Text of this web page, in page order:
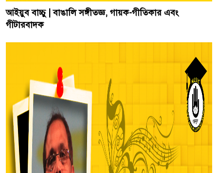
আইয়ুব বাচ্চু | বাঙালি সঙ্গীতজ্ঞ, গায়ক-গীতিকার এবং
গীটারবাদক